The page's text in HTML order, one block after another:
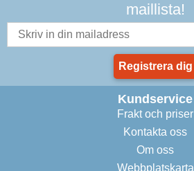
maillista!
Registrera dig
Kundservice
Frakt och priser
Kontakta oss
Om oss
Webbplatskarta